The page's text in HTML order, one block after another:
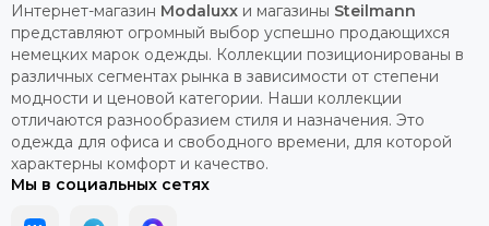
Интернет-магазин Modaluxx и магазины Steilmann
представляют огромный выбор успешно продающихся
немецких марок одежды. Коллекции позиционированы в
различных сегментах рынка в зависимости от степени
модности и ценовой категории. Наши коллекции
отличаются разнообразием стиля и назначения. Это
одежда для офиса и свободного времени, для которой
характерны комфорт и качество.
Мы в социальных сетях